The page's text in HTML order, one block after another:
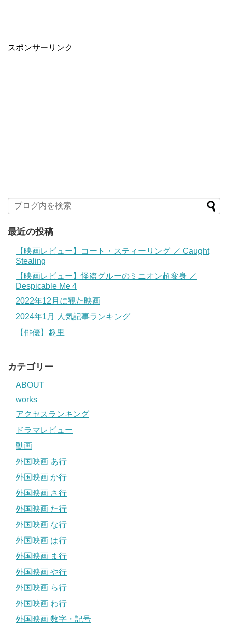
スポンサーリンク
最近の投稿
【映画レビュー】コート・スティーリング ／ Caught
Stealing
【映画レビュー】怪盗グルーのミニオン超変身 ／
Despicable Me 4
2022年12月に観た映画
2024年1月 人気記事ランキング
【俳優】趣里
カテゴリー
ABOUT
works
アクセスランキング
ドラマレビュー
動画
外国映画 あ行
外国映画 か行
外国映画 さ行
外国映画 た行
外国映画 な行
外国映画 は行
外国映画 ま行
外国映画 や行
外国映画 ら行
外国映画 わ行
外国映画 数字・記号